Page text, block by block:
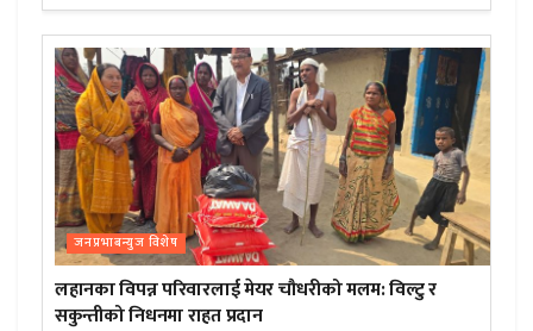
जनप्रभाबन्युज विशेष
लहानका विपन्न परिवारलाई मेयर चौधरीको मलम: विल्टु र
सकुन्तीको निधनमा राहत प्रदान